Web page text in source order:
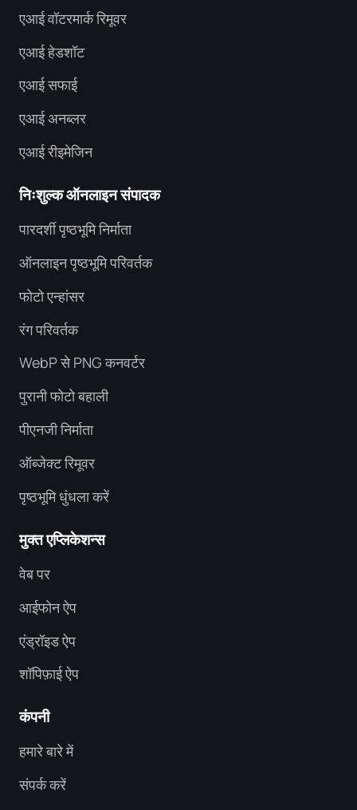
एआई वॉटरमार्क रिमूवर
एआई हेडशॉट
एआई सफाई
एआई अनब्लर
एआई रीइमेजिन
निःशुल्क ऑनलाइन संपादक
पारदर्शी पृष्ठभूमि निर्माता
ऑनलाइन पृष्ठभूमि परिवर्तक
फोटो एन्हांसर
रंग परिवर्तक
WebP से PNG कनवर्टर
पुरानी फोटो बहाली
पीएनजी निर्माता
ऑब्जेक्ट रिमूवर
पृष्ठभूमि धुंधला करें
मुक्त एप्लिकेशन्स
वेब पर
आईफोन ऐप
एंड्रॉइड ऐप
शॉपिफ़ाई ऐप
कंपनी
हमारे बारे में
संपर्क करें